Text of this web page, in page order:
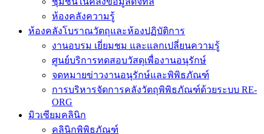
ห้องคลังความรู้
ห้องคลังโบราณวัตถุและห้องปฏิบัติการ
งานอบรม เยี่ยมชม และแลกเปลี่ยนความรู้
ศูนย์บริการทดสอบวัสดุเพื่องานอนุรักษ์
จดหมายข่าวงานอนุรักษ์และพิพิธภัณฑ์
การบริหารจัดการคลังวัตถุพิพิธภัณฑ์ด้วยระบบ RE-
ORG
มิวเซียมคลินิก
คลินิกพิพิธภัณฑ์